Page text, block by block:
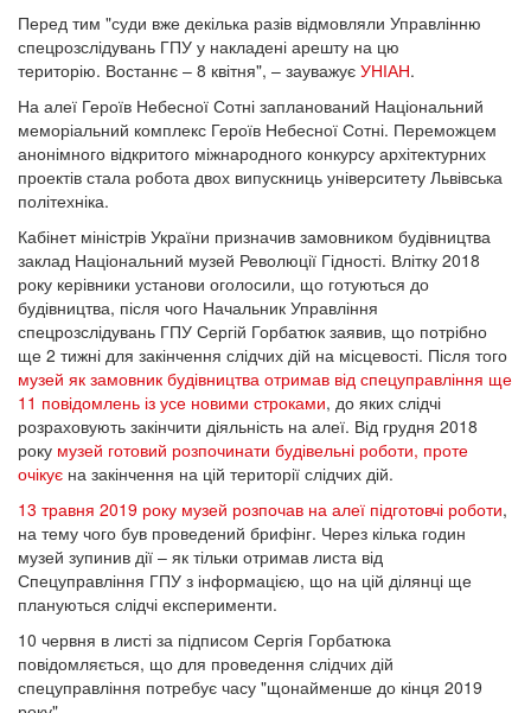
Перед тим "суди вже декілька разів відмовляли Управлінню
спецрозслідувань ГПУ у накладені арешту на цю
територію. Востаннє – 8 квітня", – зауважує УНІАН.
На алеї Героїв Небесної Сотні запланований Національний
меморіальний комплекс Героїв Небесної Сотні. Переможцем
анонімного відкритого міжнародного конкурсу архітектурних
проектів стала робота двох випускниць університету Львівська
політехніка.
Кабінет міністрів України призначив замовником будівництва
заклад Національний музей Революції Гідності. Влітку 2018
року керівники установи оголосили, що готуються до
будівництва, після чого Начальник Управління
спецрозслідувань ГПУ Сергій Горбатюк заявив, що потрібно
ще 2 тижні для закінчення слідчих дій на місцевості. Після того
музей як замовник будівництва отримав від спецуправління ще
11 повідомлень із усе новими строками, до яких слідчі
розраховують закінчити діяльність на алеї. Від грудня 2018
року музей готовий розпочинати будівельні роботи, проте
очікує на закінчення на цій території слідчих дій.
13 травня 2019 року музей розпочав на алеї підготовчі роботи,
на тему чого був проведений брифінг. Через кілька годин
музей зупинив дії – як тільки отримав листа від
Спецуправління ГПУ з інформацією, що на цій ділянці ще
плануються слідчі експерименти.
10 червня в листі за підписом Сергія Горбатюка
повідомляється, що для проведення слідчих дій
спецуправління потребує часу "щонайменше до кінця 2019